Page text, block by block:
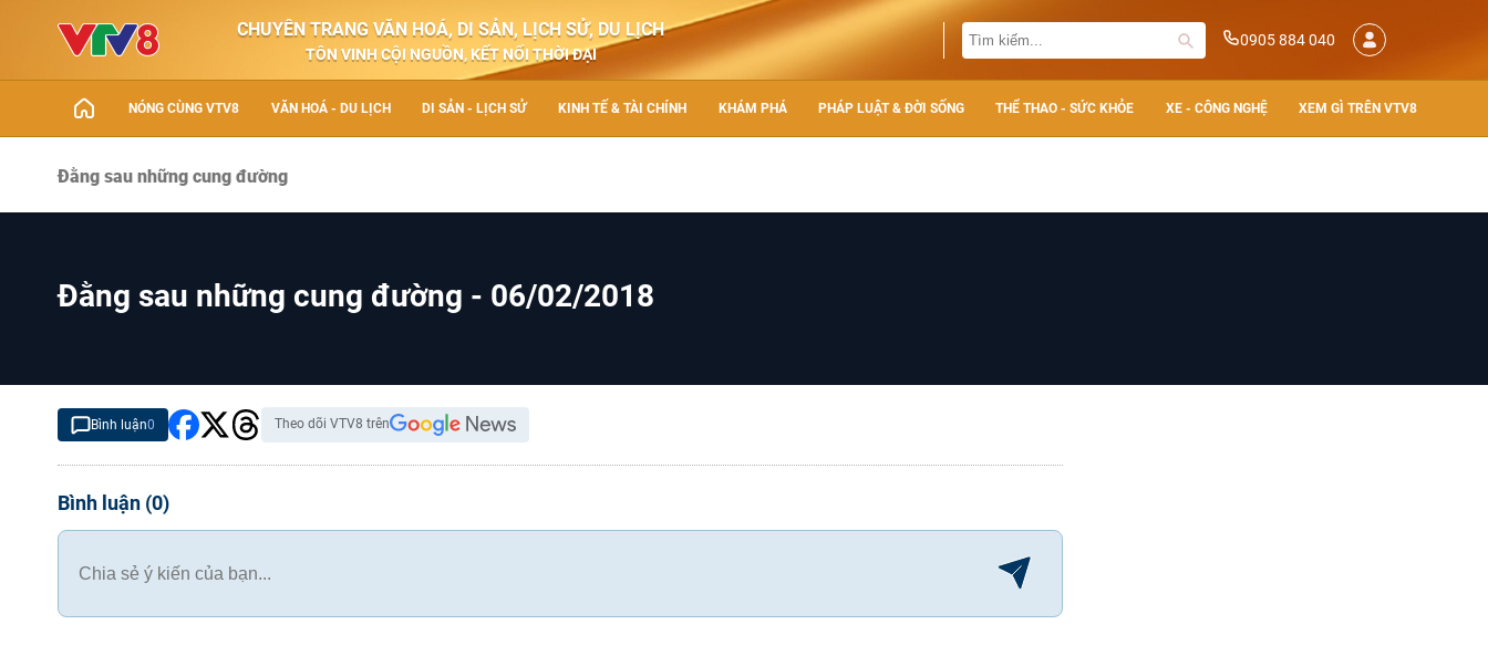
CHUYÊN TRANG VĂN HOÁ, DI SẢN, LỊCH SỬ, DU LỊCH
TÔN VINH CỘI NGUỒN, KẾT NỐI THỜI ĐẠI
0905 884 040
NÓNG CÙNG VTV8 VĂN HOÁ - DU LỊCH DI SẢN - LỊCH SỬ KINH TẾ & TÀI CHÍNH KHÁM PHÁ PHÁP LUẬT & ĐỜI SỐNG THỂ THAO - SỨC KHỎE XE - CÔNG NGHỆ XEM GÌ TRÊN VTV8
Đằng sau những cung đường
Đằng sau những cung đường - 06/02/2018
Bình luận0 Theo dõi VTV8 trên
Bình luận (0)